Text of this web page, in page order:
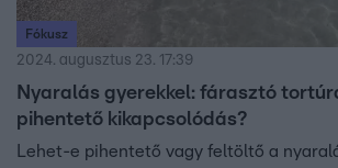
Fókusz
2024. augusztus 23. 17:39
Nyaralás gyerekkel: fárasztó
pihentető kikapcsolódás?
Lehet-e pihentető vagy feltöltő a